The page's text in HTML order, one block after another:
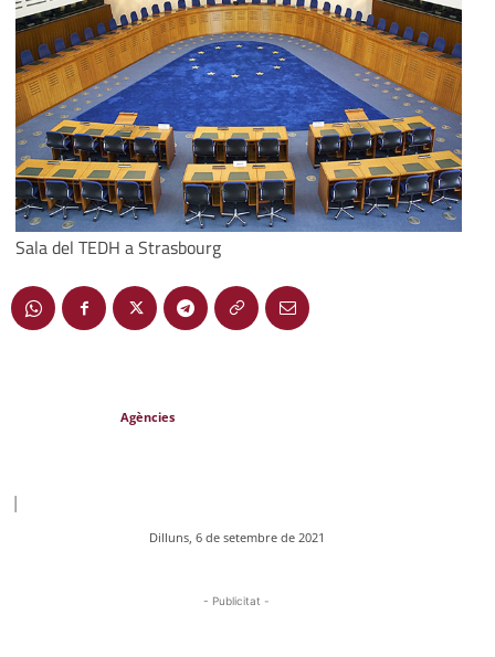
Sala del TEDH a Strasbourg
Agències
|
Dilluns, 6 de setembre de 2021
- Publicitat -